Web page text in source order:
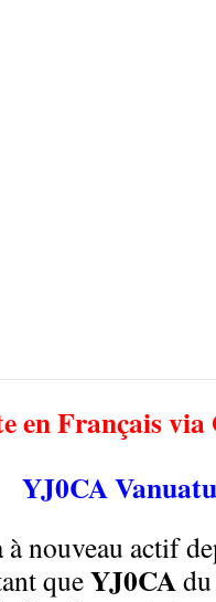
en Français via
YJ0CA Vanuatu
nouveau actif
queYJ0CA